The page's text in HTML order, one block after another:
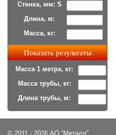
Стенка, мм: S
Длина, м:
Масса, кг:
Масса 1 метра, кг:
Масса трубы, кг:
Длина трубы, м:
© 2011 - 2026 АО “Металл”